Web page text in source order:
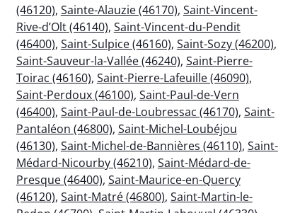
(46120), Sainte-Alauzie (46170), Saint-Vincent-
Rive-d’Olt (46140), Saint-Vincent-du-Pendit
(46400), Saint-Sulpice (46160), Saint-Sozy (46200),
Saint-Sauveur-la-Vallée (46240), Saint-Pierre-
Toirac (46160), Saint-Pierre-Lafeuille (46090),
Saint-Perdoux (46100), Saint-Paul-de-Vern
(46400), Saint-Paul-de-Loubressac (46170), Saint-
Pantaléon (46800), Saint-Michel-Loubéjou
(46130), Saint-Michel-de-Bannières (46110), Saint-
Médard-Nicourby (46210), Saint-Médard-de-
Presque (46400), Saint-Maurice-en-Quercy
(46120), Saint-Matré (46800), Saint-Martin-le-